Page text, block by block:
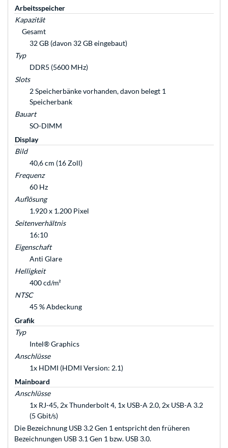
Arbeitsspeicher
Kapazität
Gesamt
32 GB (davon 32 GB eingebaut)
Typ
DDR5 (5600 MHz)
Slots
2 Speicherbänke vorhanden, davon belegt 1
Speicherbank
Bauart
SO-DIMM
Display
Bild
40,6 cm (16 Zoll)
Frequenz
60 Hz
Auflösung
1.920 x 1.200 Pixel
Seitenverhältnis
16:10
Eigenschaft
Anti Glare
Helligkeit
400 cd/m²
NTSC
45 % Abdeckung
Grafik
Typ
Intel® Graphics
Anschlüsse
1x HDMI (HDMI Version: 2.1)
Mainboard
Anschlüsse
1x RJ-45, 2x Thunderbolt 4, 1x USB-A 2.0, 2x USB-A 3.2
(5 Gbit/s)
Die Bezeichnung USB 3.2 Gen 1 entspricht den früheren
Bezeichnungen USB 3.1 Gen 1 bzw. USB 3.0.